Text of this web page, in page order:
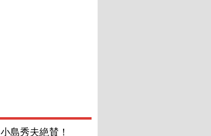
小島秀夫絶賛！